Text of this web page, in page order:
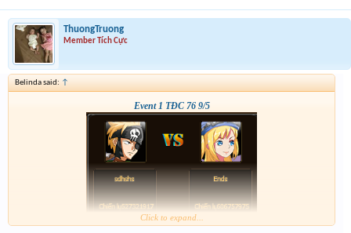
ThuongTruong
Member Tích Cực
Belinda said: ↑
Event 1 TĐC 76 9/5
Click to expand...